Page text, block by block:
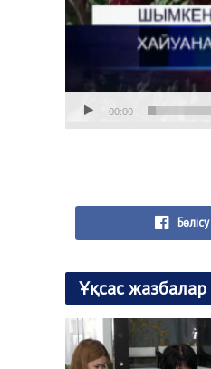
00:00
Бөлісу
Ұқсас жазбалар